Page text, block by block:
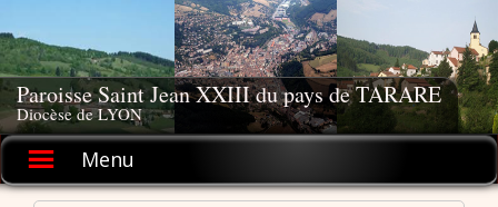
to
content
Paroisse Saint Jean XXIII du pays de TARARE
Diocèse de LYON
Menu